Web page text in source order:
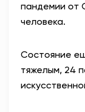
пандемии от
человека.
Состояние
тяжелым, 24